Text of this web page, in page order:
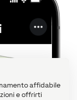
affidabile
e offrirti